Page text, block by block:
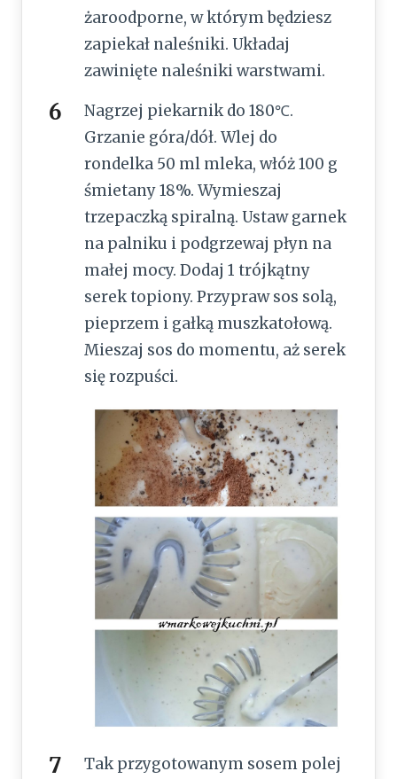
żaroodporne, w którym będziesz
zapiekał naleśniki. Układaj
zawinięte naleśniki warstwami.
Nagrzej piekarnik do 180℃.
Grzanie góra/dół. Wlej do
rondelka 50 ml mleka, włóż 100 g
śmietany 18%. Wymieszaj
trzepaczką spiralną. Ustaw garnek
na palniku i podgrzewaj płyn na
małej mocy. Dodaj 1 trójkątny
serek topiony. Przypraw sos solą,
pieprzem i gałką muszkatołową.
Mieszaj sos do momentu, aż serek
się rozpuści.
Tak przygotowanym sosem polej